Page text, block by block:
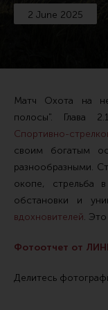
Тактические
Органы управления
Запасные части
Кронштейны,
Коллиматорные
Оптические
УСМ
Газовая система
2 June 2025
Матч Охота на
полосы". Глава
Спортивно-
своим богатым
разнообразными.
окопе, стрельба
обстановки и
вдохновителей.
Фотоотчет от
Делитесь